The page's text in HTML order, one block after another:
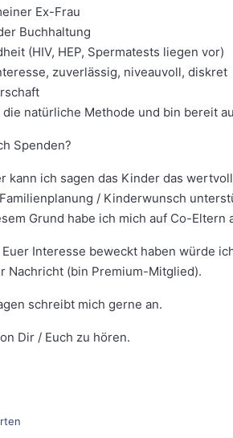
Ex-Frau
Buchhaltung
(HIV, HEP, Spermatests liegen vor)
zuverlässig, niveauvoll, diskret
natürliche Methode und bin bereit
Spenden?
kann ich sagen das Kinder das
/ Kinderwunsch
Grund habe ich mich auf Co-Eltern
Interesse beweckt haben würde
Nachricht (bin Premium-Mitglied).
schreibt mich gerne an.
Dir / Euch zu hören.